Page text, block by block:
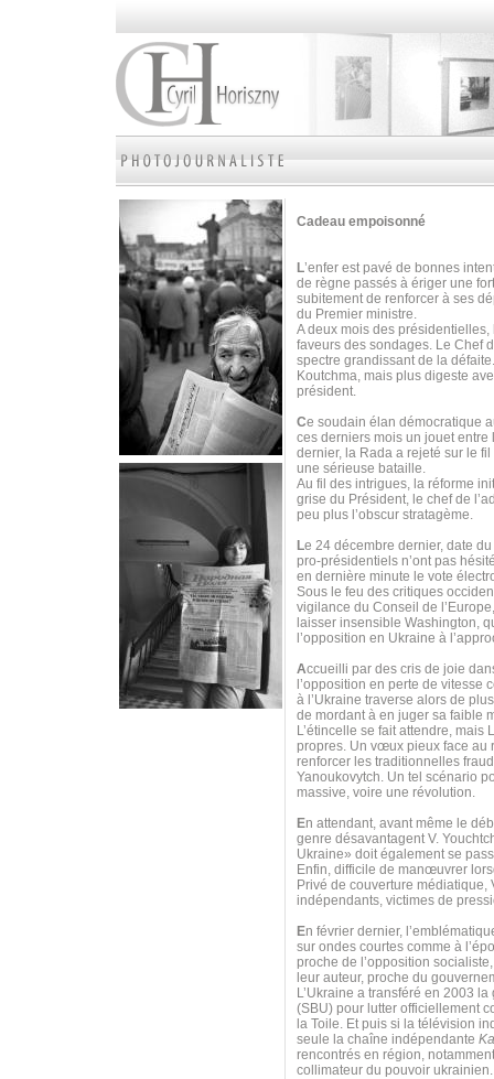
Cadeau empoisonné
L’enfer est pavé de bonnes
de règne passés à ériger une
subitement de renforcer à ses
du Premier ministre.
A deux mois des
faveurs des sondages. Le Chef
spectre grandissant de la
Koutchma, mais plus digeste
président.
Ce soudain élan démocratique
ces derniers mois un jouet
dernier, la Rada a rejeté sur le
une sérieuse bataille.
Au fil des intrigues, la réforme
grise du Président, le chef de
peu plus l’obscur stratagème.
Le 24 décembre dernier, date
pro-présidentiels n’ont pas
en dernière minute le vote
Sous le feu des critiques
vigilance du Conseil de
laisser insensible Washington,
l’opposition en Ukraine à
Accueilli par des cris de joie
l’opposition en perte de
à l’Ukraine traverse alors de
de mordant à en juger sa faible
L’étincelle se fait attendre,
propres. Un vœux pieux face au
renforcer les traditionnelles
Yanoukovytch. Un tel scénario
massive, voire une révolution.
En attendant, avant même le
genre désavantagent V.
Ukraine» doit également se
Enfin, difficile de manœuvrer
Privé de couverture
indépendants, victimes de
En février dernier,
sur ondes courtes comme à
proche de l’opposition
leur auteur, proche du
L’Ukraine a transféré en 2003
(SBU) pour lutter officiellement
la Toile. Et puis si la télévision
seule la chaîne indépendante
rencontrés en région,
collimateur du pouvoir ukrainien.